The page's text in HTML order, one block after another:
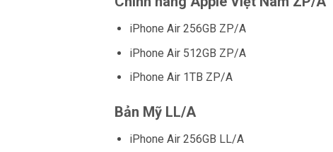
iPhone Air 256GB ZP/A
iPhone Air 512GB ZP/A
iPhone Air 1TB ZP/A
Bản Mỹ LL/A
iPhone Air 256GB LL/A